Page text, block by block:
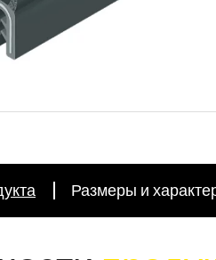
Размеры и